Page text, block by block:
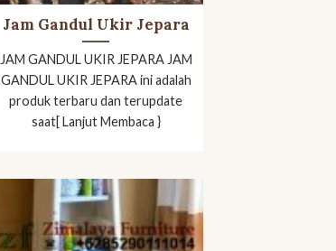
Jam Gandul Ukir Jepara
JAM GANDUL UKIR JEPARA JAM
GANDUL UKIR JEPARA ini adalah
produk terbaru dan terupdate
saat[ Lanjut Membaca }